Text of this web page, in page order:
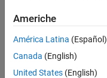
Americhe
América Latina (Español)
Canada (English)
United States (English)